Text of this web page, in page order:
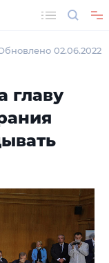
02.06.2022
главу